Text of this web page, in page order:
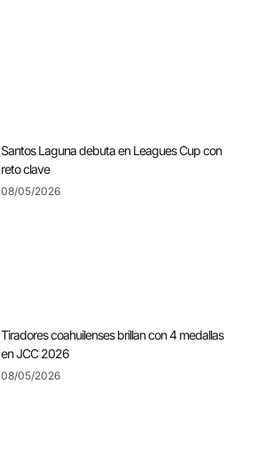
Santos Laguna debuta en Leagues Cup con
reto clave
08/05/2026
Tiradores coahuilenses brillan con 4 medallas
en JCC 2026
08/05/2026